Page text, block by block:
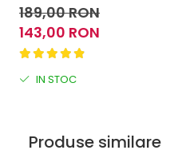
189,00 RON
143,00 RON
IN STOC
Produse similare